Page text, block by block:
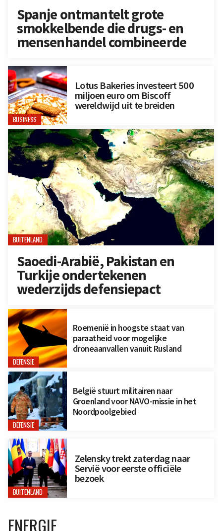
Spanje ontmantelt grote
smokkelbende die drugs- en
mensenhandel combineerde
BUSINESS
Lotus Bakeries investeert 500
miljoen euro om Biscoff
wereldwijd uit te breiden
BUITENLAND
Saoedi-Arabië, Pakistan en
Turkije ondertekenen
wederzijds defensiepact
DEFENSIE
Roemenië in hoogste staat van
paraatheid voor mogelijke
droneaanvallen vanuit Rusland
DEFENSIE
België stuurt militairen naar
Groenland voor NAVO-missie in het
Noordpoolgebied
BUITENLAND
Zelensky trekt zaterdag naar
Servië voor eerste officiële
bezoek
ENERGIE